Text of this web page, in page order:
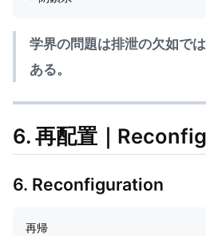
学界の問題は排泄の欠如で
ある。
6. 再配置｜
6. Reconfiguration
再帰